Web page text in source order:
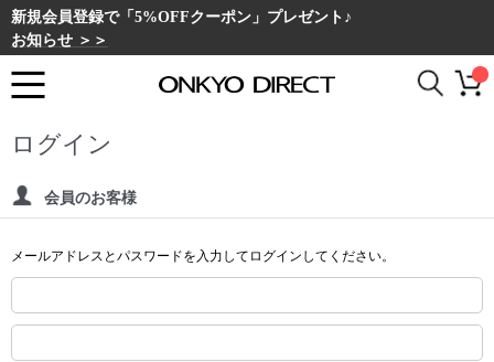
新規会員登録で「5%OFFクーポン」プレゼント♪
お知らせ ＞＞
ログイン
会員のお客様
メールアドレスとパスワードを入力してログインしてください。